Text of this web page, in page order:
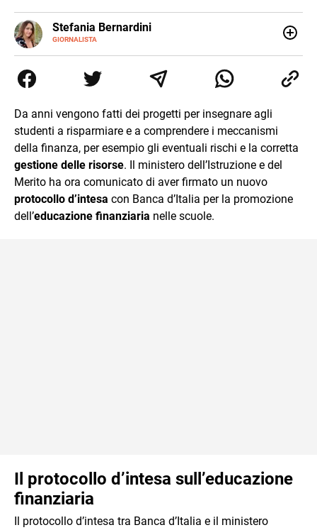
Stefania Bernardini
GIORNALISTA
E-
MAIL
Tv di cronaca, politica, scuola, economia e spettacolo. Ha
esperienze nella redazione di testate giornalistiche online
Da anni vengono fatti dei progetti per insegnare agli
studenti a risparmiare e a comprendere i meccanismi
della finanza, per esempio gli eventuali rischi e la corretta
gestione delle risorse. Il ministero dell’Istruzione e del
Merito ha ora comunicato di aver firmato un nuovo
protocollo d’intesa con Banca d’Italia per la promozione
dell’educazione finanziaria nelle scuole.
Il protocollo d’intesa sull’educazione
finanziaria
Il protocollo d’intesa tra Banca d’Italia e il ministero